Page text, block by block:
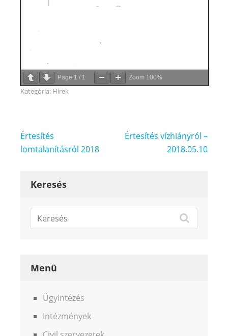
Page 1 / 1 Zoom 100%
Kategória: Hírek
Bejegyzés
navigáció
Értesítés
lomtalanításról 2018
Értesítés vízhiányról –
2018.05.10
Keresés
Menü
Ügyintézés
Intézmények